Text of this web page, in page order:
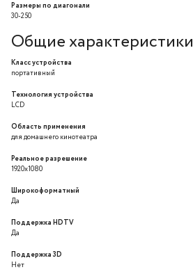
Размеры по диагонали
30-250
Общие характеристики
Класс устройства
портативный
Технология устройства
LCD
Область применения
для домашнего кинотеатра
Реальное разрешение
1920x1080
Широкоформатный
Да
Поддержка HDTV
Да
Поддержка 3D
Нет